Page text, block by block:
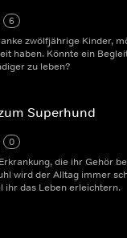
6
zwölfjährige Kinder,
haben. Könnte ein
zu leben?
Superhund
0
die ihr Gehör
wird der Alltag immer
ihr das Leben erleichtern.